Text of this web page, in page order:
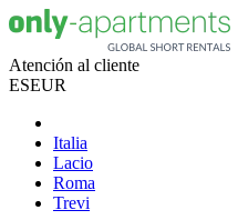
Atención al cliente
ESEUR
Italia
Lacio
Roma
Trevi